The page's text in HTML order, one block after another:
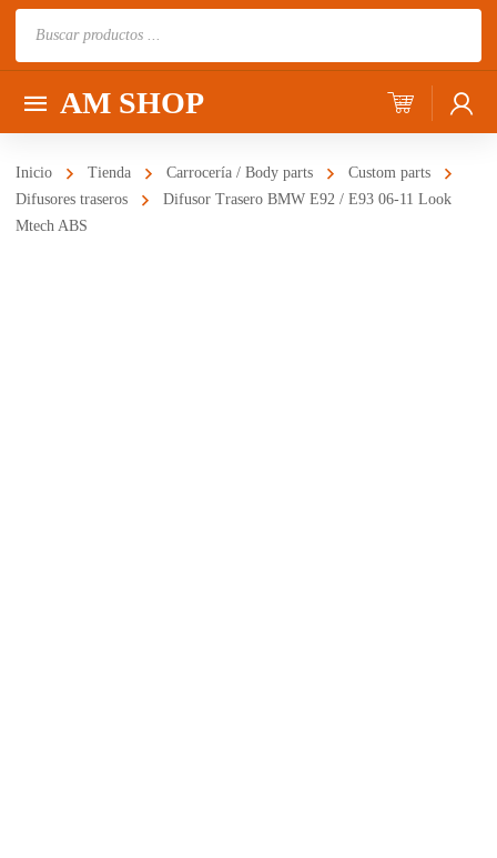
AM SHOP
Inicio Tienda Carrocería / Body parts
Custom parts
Difusores traseros
Difusor Trasero BMW E92 / E93 06-11 Look
Mtech ABS